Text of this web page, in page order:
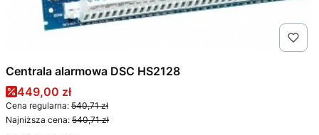
Centrala alarmowa DSC HS2128
Cena promocyjna
449,00 zł
Cena regularna: 540,71 zł
Najniższa cena: 540,71 zł